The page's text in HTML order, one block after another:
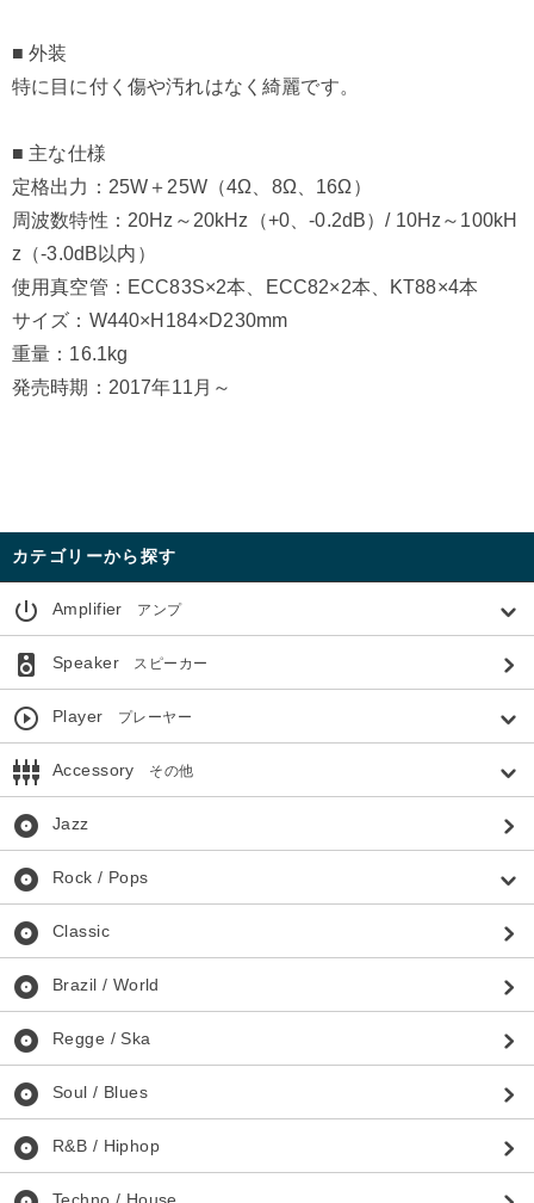
■ 外装
特に目に付く傷や汚れはなく綺麗です。
■ 主な仕様
定格出力：25W＋25W（4Ω、8Ω、16Ω）
周波数特性：20Hz～20kHz（+0、-0.2dB）/ 10Hz～100kH
z（-3.0dB以内）
使用真空管：ECC83S×2本、ECC82×2本、KT88×4本
サイズ：W440×H184×D230mm
重量：16.1kg
発売時期：2017年11月～
カテゴリーから探す
power_settings_new Amplifier アンプ
speaker Speakerスピーカー
play_circle_outline Player プレーヤー
settings_input_component Accessory その他
album Jazz
album Rock / Pops
album Classic
album Brazil / World
album Regge / Ska
album Soul / Blues
album R&B / Hiphop